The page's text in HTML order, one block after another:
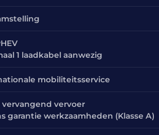
1 laadkabel aanwezig
mobiliteitsservice
vervangend vervoer
garantie werkzaamheden (Klasse A)